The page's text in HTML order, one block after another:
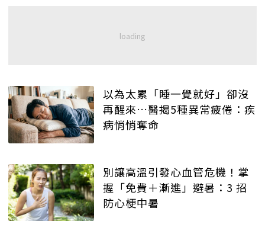
以為太累「睡一覺就好」卻沒
再醒來…醫揭5種異常疲倦：疾
病悄悄奪命
別讓高溫引發心血管危機！掌
握「免費＋漸進」避暑：3 招
防心梗中暑